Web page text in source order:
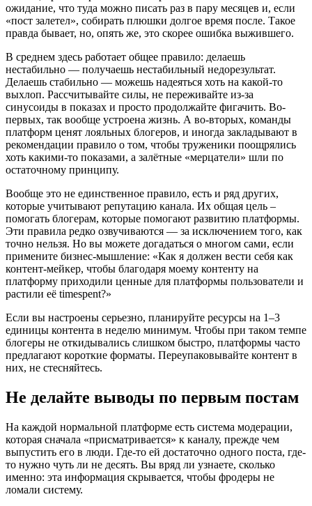
ожидание, что туда можно писать раз в пару месяцев и, если
«пост залетел», собирать плюшки долгое время после. Такое
правда бывает, но, опять же, это скорее ошибка выжившего.
В среднем здесь работает общее правило: делаешь
нестабильно — получаешь нестабильный недорезультат.
Делаешь стабильно — можешь надеяться хоть на какой-то
выхлоп. Рассчитывайте силы, не переживайте из-за
синусоиды в показах и просто продолжайте фигачить. Во-
первых, так вообще устроена жизнь. А во-вторых, команды
платформ ценят лояльных блогеров, и иногда закладывают в
рекомендации правило о том, чтобы труженики поощрялись
хоть какими-то показами, а залётные «мерцатели» шли по
остаточному принципу.
Вообще это не единственное правило, есть и ряд других,
которые учитывают репутацию канала. Их общая цель –
помогать блогерам, которые помогают развитию платформы.
Эти правила редко озвучиваются — за исключением того, как
точно нельзя. Но вы можете догадаться о многом сами, если
примените бизнес-мышление: «Как я должен вести себя как
контент-мейкер, чтобы благодаря моему контенту на
платформу приходили ценные для платформы пользователи и
растили её timespent?»
Если вы настроены серьезно, планируйте ресурсы на 1–3
единицы контента в неделю минимум. Чтобы при таком темпе
блогеры не откидывались слишком быстро, платформы часто
предлагают короткие форматы. Переупаковывайте контент в
них, не стесняйтесь.
Не делайте выводы по первым постам
На каждой нормальной платформе есть система модерации,
которая сначала «присматривается» к каналу, прежде чем
выпустить его в люди. Где-то ей достаточно одного поста, где-
то нужно чуть ли не десять. Вы вряд ли узнаете, сколько
именно: эта информация скрывается, чтобы фродеры не
ломали систему.